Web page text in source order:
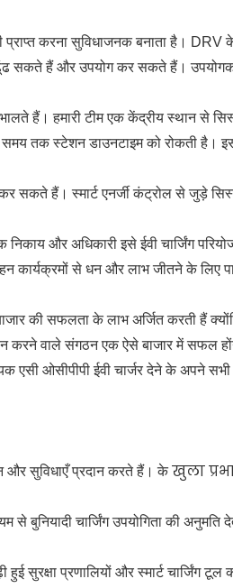
करना सुविधाजनक बनाता है। DRV के
हैं और उपयोग कर सकते हैं।
हैं। हमारी टीम एक केंद्रीय स्थान से
तक स्टेशन डाउनटाइम को रोकती है।
सकते हैं। स्मार्ट एनर्जी कंट्रोल से जुड़े
निकाय और अधिकारी इसे ईवी चार्जिंग
कार्यक्रमों से धन और लाभ जीतने के लिए
की सफलता के लाभ अर्जित करती हैं
करने वाले संगठन एक ऐसे बाजार में सफल
एसी ओसीपीपी ईवी चार्जर देने के अपने
और सुविधाएँ प्रदान करते हैं। केखुला
बुनियादी चार्जिंग उपयोगिता की
सुरक्षा प्रणालियों और स्मार्ट चार्जिंग टूल